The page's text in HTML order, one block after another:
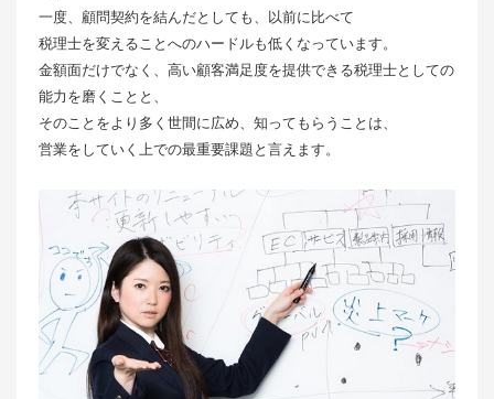
一度、顧問契約を結んだとしても、以前に比べて
税理士を変えることへのハードルも低くなっています。
金額面だけでなく、高い顧客満足度を提供できる税理士としての
能力を磨くことと、
そのことをより多く世間に広め、知ってもらうことは、
営業をしていく上での最重要課題と言えます。